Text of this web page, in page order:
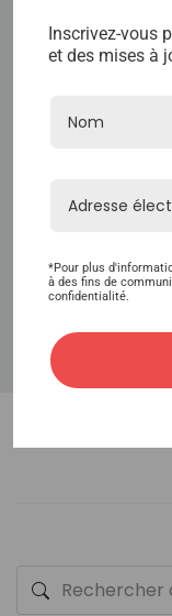
Hairpiece Clips
Small Clips:
Inscrivez-vous
et des mises à
*Pour plus
à des fins de
confidentialité.